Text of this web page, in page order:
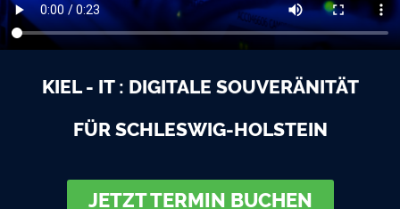
KIEL - IT : DIGITALE SOUVERÄNITÄT
FÜR SCHLESWIG-HOLSTEIN
JETZT TERMIN BUCHEN